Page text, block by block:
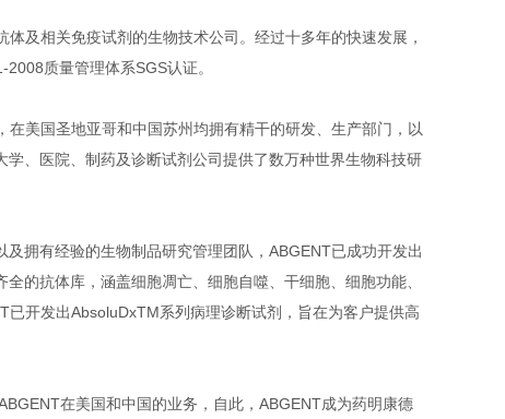
及相关免疫试剂的生物技术公司。经过十多年的快速发展，
质量管理体系SGS认证。
美国圣地亚哥和中国苏州均拥有精干的研发、生产部门，以
、医院、制药及诊断试剂公司提供了数万种世界生物科技研
拥有经验的生物制品研究管理团队，ABGENT已成功开发出
的抗体库，涵盖细胞凋亡、细胞自噬、干细胞、细胞功能、
开发出AbsoluDxTM系列病理诊断试剂，旨在为客户提供高
在美国和中国的业务，自此，ABGENT成为药明康德